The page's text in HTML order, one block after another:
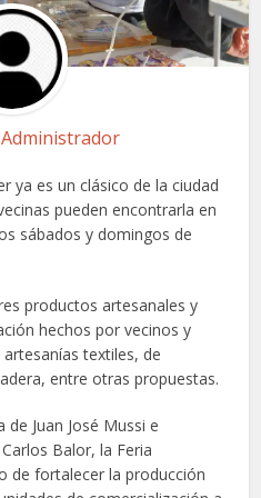
Administrador
ya es un clásico de la ciudad
pueden encontrarla en
sábados y domingos de
productos artesanales y
hechos por vecinos y
textiles, de
entre otras propuestas.
Juan José Mussi e
Balor, la Feria
de fortalecer la producción